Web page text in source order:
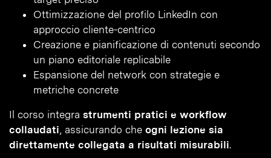
Ottimizzazione del profilo LinkedIn con
approccio cliente-centrico
Creazione e pianificazione di contenuti secondo
un piano editoriale replicabile
Espansione del network con strategie e
metriche concrete
Il corso integra strumenti pratici e workflow
collaudati, assicurando che ogni lezione sia
direttamente collegata a risultati misurabili.